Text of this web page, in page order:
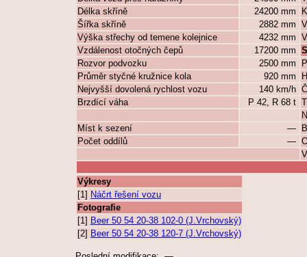
Délka skříně
24200 mm
Šířka skříně
2882 mm
Výška střechy od temene kolejnice
4232 mm
Vzdálenost otočných čepů
17200 mm
Rozvor podvozku
2500 mm
Průměr styčné kružnice kola
920 mm
Nejvyšší dovolená rychlost vozu
140 km/h
Brzdící váha
P 42, R 68 t
Míst k sezení
—
Počet oddílů
—
Výkresy
[1] Náčrt řešení vozu
Fotografie
[1] Beer 50 54 20-38 102-0 (J.Vrchovský)
[2] Beer 50 54 20-38 120-7 (J.Vrchovský)